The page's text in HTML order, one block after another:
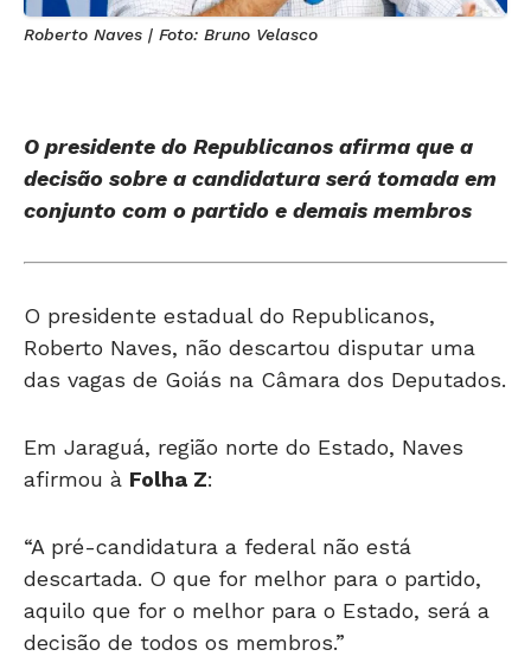
Roberto Naves | Foto: Bruno Velasco
O presidente do Republicanos afirma que a
decisão sobre a candidatura será tomada em
conjunto com o partido e demais membros
O presidente estadual do Republicanos,
Roberto Naves, não descartou disputar uma
das vagas de Goiás na Câmara dos Deputados.
Em Jaraguá, região norte do Estado, Naves
afirmou à Folha Z:
“A pré-candidatura a federal não está
descartada. O que for melhor para o partido,
aquilo que for o melhor para o Estado, será a
decisão de todos os membros.”